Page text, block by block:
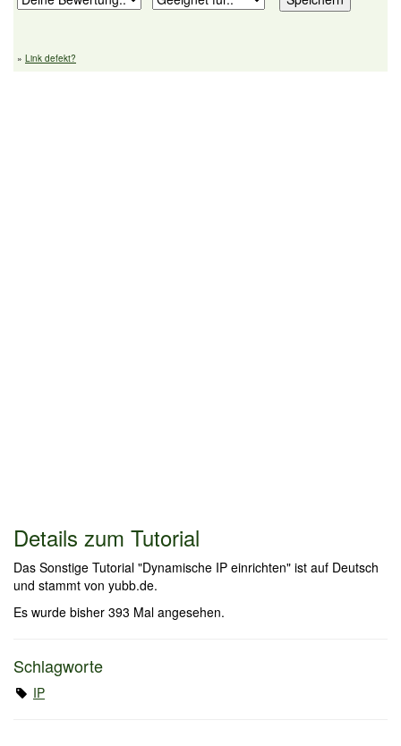
» Link defekt?
Details zum Tutorial
Das Sonstige Tutorial "Dynamische IP einrichten" ist auf Deutsch
und stammt von yubb.de.
Es wurde bisher 393 Mal angesehen.
Schlagworte
IP